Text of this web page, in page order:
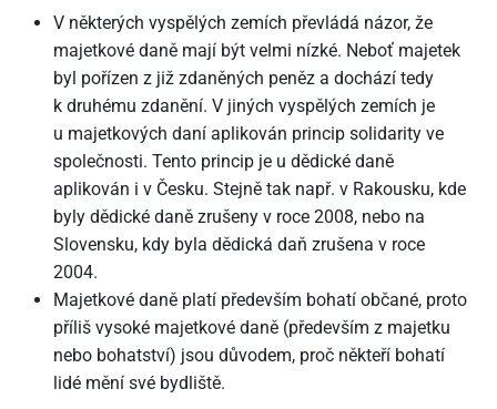
V některých vyspělých zemích převládá názor, že
majetkové daně mají být velmi nízké. Neboť majetek
byl pořízen z již zdaněných peněz a dochází tedy
k druhému zdanění. V jiných vyspělých zemích je
u majetkových daní aplikován princip solidarity ve
společnosti. Tento princip je u dědické daně
aplikován i v Česku. Stejně tak např. v Rakousku, kde
byly dědické daně zrušeny v roce 2008, nebo na
Slovensku, kdy byla dědická daň zrušena v roce
2004.
Majetkové daně platí především bohatí občané, proto
příliš vysoké majetkové daně (především z majetku
nebo bohatství) jsou důvodem, proč někteří bohatí
lidé mění své bydliště.